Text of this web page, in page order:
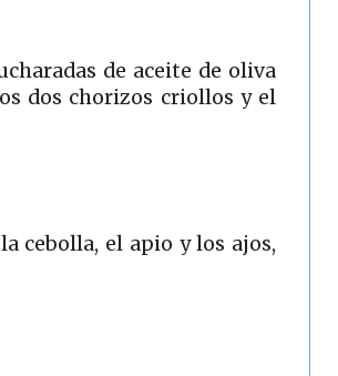
de aceite de oliva
dos chorizos criollos y el
cebolla, el apio y los ajos,